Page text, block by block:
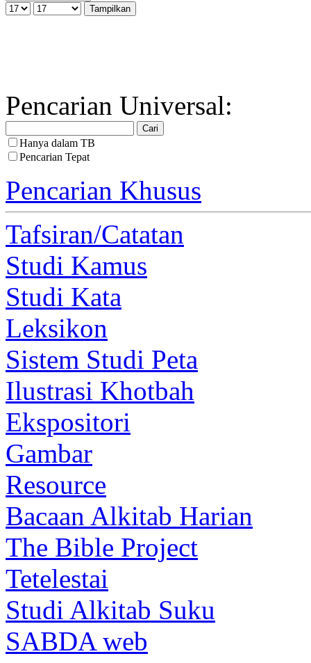
Pencarian Universal:
Hanya dalam TB
Pencarian Tepat
Pencarian Khusus
Tafsiran/Catatan
Studi Kamus
Studi Kata
Leksikon
Sistem Studi Peta
Ilustrasi Khotbah
Ekspositori
Gambar
Resource
Bacaan Alkitab Harian
The Bible Project
Tetelestai
Studi Alkitab Suku
SABDA web